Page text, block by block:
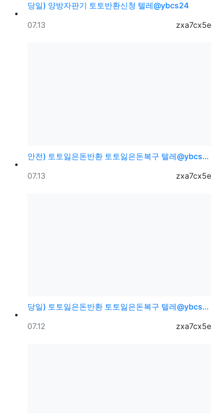
당일) 양방자판기 토토반환신청 텔레@ybcs24
등록자
zxa7cx5e
등록일
07.13
안전) 토토잃은돈반환 토토잃은돈복구 텔레@ybcs24
등록자
zxa7cx5e
등록일
07.13
당일) 토토잃은돈반환 토토잃은돈복구 텔레@ybcs24
등록자
zxa7cx5e
등록일
07.12